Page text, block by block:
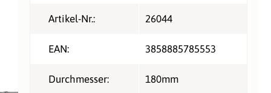
Artikel-Nr.: 26044
EAN: 3858885785553
Durchmesser: 180mm